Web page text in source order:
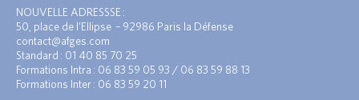
NOUVELLE ADRESSSE :
50, place de l’Ellipse – 92986 Paris la Défense
contact@afges.com
Standard : 01 40 85 70 25
Formations Intra : 06 83 59 05 93 / 06 83 59 88 13
Formations Inter : 06 83 59 20 11